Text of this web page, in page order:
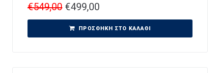
€549,00 €499,00
ΠΡΟΣΘΉΚΗ ΣΤΟ ΚΑΛΆΘΙ